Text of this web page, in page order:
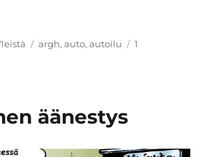
Avainsanat
argh,auto,autoilu
1
äänestys